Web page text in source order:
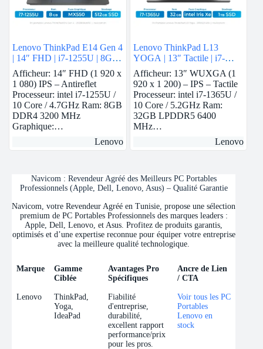
Lenovo ThinkPad E14 Gen 4
| 14″ FHD | i7-1255U | 8GB
Ram | Nvidia MX550 | 512
GB SSD
Afficheur: 14″ FHD (1 920 x
1 080) IPS – Antireflet
Processeur: intel i7-1255U /
10 Core / 4.7GHz Ram: 8GB
DDR4 3200 MHz
Graphique:…
Lenovo
Lenovo ThinkPad L13
YOGA | 13″ Tactile | i7-
1365U vPro | 32 GB Ram |
intel Iris Xe | 1 TB SSD
Afficheur: 13″ WUXGA (1
920 x 1 200) – IPS – Tactile
Processeur: intel i7-1365U /
10 Core / 5.2GHz Ram:
32GB LPDDR5 6400
MHz…
Lenovo
Navicom : Revendeur Agréé des Meilleurs PC Portables
Professionnels (Apple, Dell, Lenovo, Asus) – Qualité Garantie
Navicom, votre Revendeur Agréé en Tunisie, propose une sélection
premium de PC Portables Professionnels des marques leaders :
Apple, Dell, Lenovo, et Asus. Profitez de produits garantis,
optimisés et d’une expertise reconnue pour équiper votre entreprise
avec la meilleure qualité technologique.
Marque
Gamme
Ciblée
Avantages Pro
Spécifiques
Ancre de Lien
/ CTA
Marque
Gamme
Ciblée
Avantages Pro
Spécifiques
Ancre de Lien
/ CTA
Lenovo
ThinkPad,
Yoga,
IdeaPad
Fiabilité
d'entreprise,
durabilité,
excellent rapport
performance/prix
pour les pros.
Voir tous les PC
Portables
Lenovo en
stock